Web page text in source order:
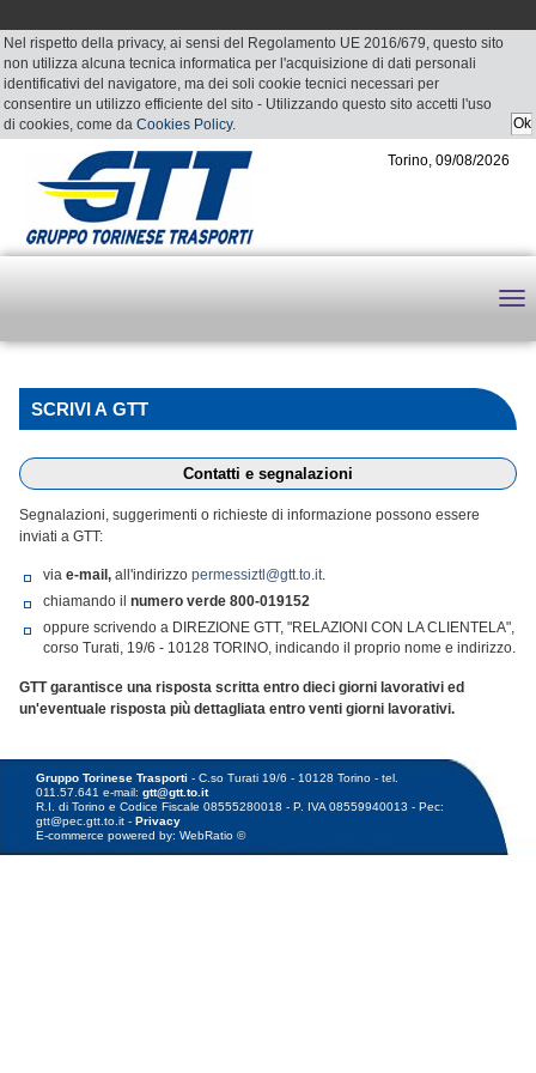
Nel rispetto della privacy, ai sensi del Regolamento UE 2016/679, questo sito
non utilizza alcuna tecnica informatica per l'acquisizione di dati personali
identificativi del navigatore, ma dei soli cookie tecnici necessari per
consentire un utilizzo efficiente del sito - Utilizzando questo sito accetti l'uso
di cookies, come da Cookies Policy.
Torino, 09/08/2026
SCRIVI A GTT
Contatti e segnalazioni
Segnalazioni, suggerimenti o richieste di informazione possono essere
inviati a GTT:
via e-mail, all'indirizzo permessiztl@gtt.to.it.
chiamando il numero verde 800-019152
oppure scrivendo a DIREZIONE GTT, "RELAZIONI CON LA CLIENTELA",
corso Turati, 19/6 - 10128 TORINO, indicando il proprio nome e indirizzo.
GTT garantisce una risposta scritta entro dieci giorni lavorativi ed
un'eventuale risposta più dettagliata entro venti giorni lavorativi.
Gruppo Torinese Trasporti - C.so Turati 19/6 - 10128 Torino - tel.
011.57.641 e-mail:gtt@gtt.to.it
R.I. di Torino e Codice Fiscale 08555280018 - P. IVA 08559940013 - Pec:
gtt@pec.gtt.to.it -Privacy
E-commerce powered by: WebRatio ©